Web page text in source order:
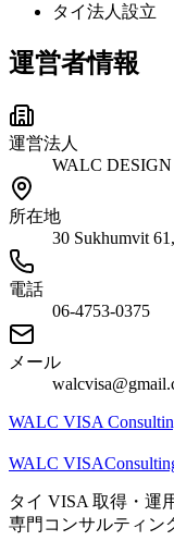
タイ法人設立
運営者情報
運営法人
WALC DESIGN
所在地
30 Sukhumvit
電話
06-4753-0375
メール
WALC VISA
WALC VISA
タイ VISA 取得・運
専門コンサルティン